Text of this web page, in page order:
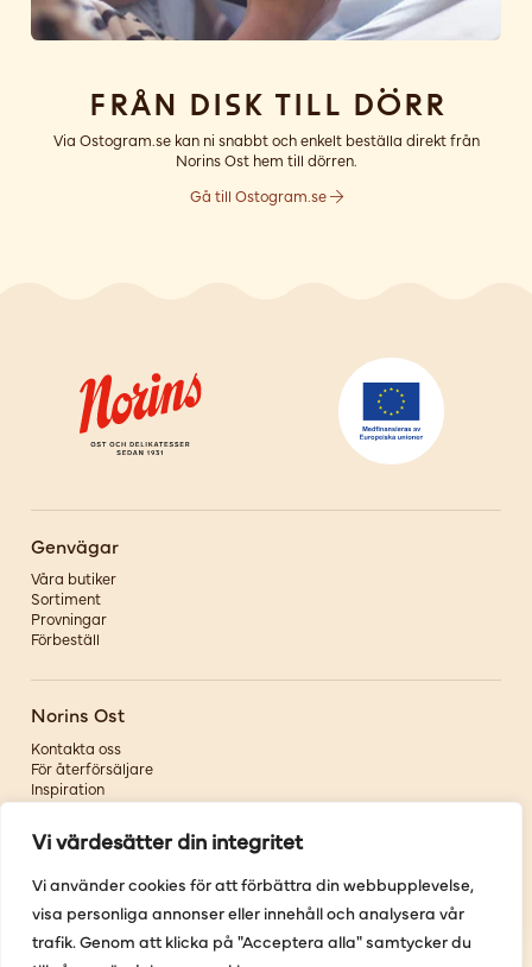
Vi värdesätter din integritet
Vi använder cookies för att förbättra din webbupplevelse,
visa personliga annonser eller innehåll och analysera vår
trafik. Genom att klicka på "Acceptera alla" samtycker du
Från disk till dörr
Via Ostogram.se kan ni snabbt och enkelt beställa direkt från
Norins Ost hem till dörren.
Gå till Ostogram.se
Genvägar
Våra butiker
Sortiment
Provningar
Förbeställ
Norins Ost
Kontakta oss
För återförsäljare
Inspiration
Om oss
Följ oss
Facebook
Instagram